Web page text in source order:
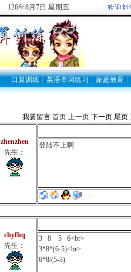
126年8月 7日 星期五 欢迎新
口算训练 ┊ 英语单词练习 ┊ 家庭教育 ┊
我要留言 首页 上一页 下一页 尾页
zhenzhen
先生：
登陆不上啊
chyfhq
先生：
3 8 5 6<br>
3*8*(6-5)<br>
6*8/(5-3)